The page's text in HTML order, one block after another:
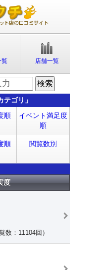
覧 店舗一覧
テゴリ」
順
イベント満足度
順
順 閲覧数別
度
数：11104回）